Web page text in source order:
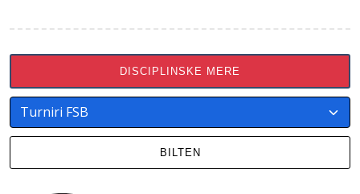
DISCIPLINSKE MERE
BILTEN